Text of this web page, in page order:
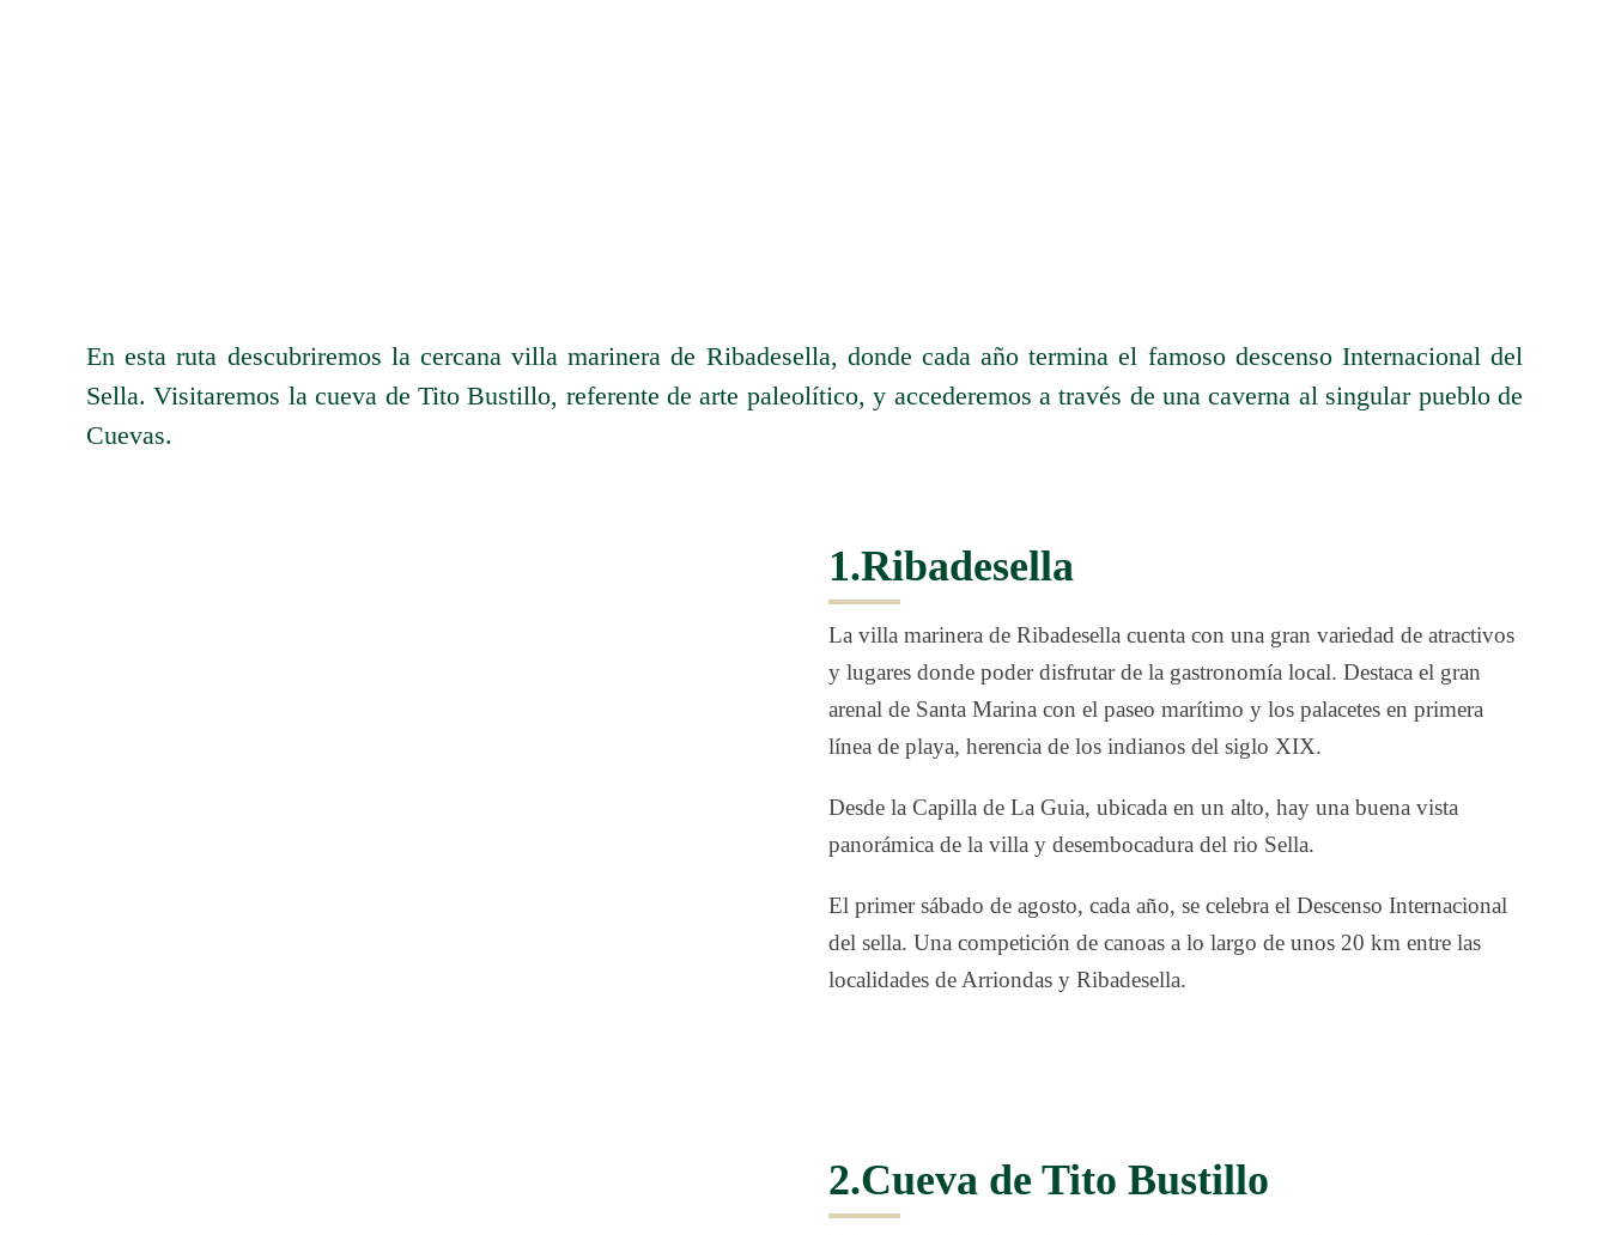
En esta ruta descubriremos la cercana villa marinera de Ribadesella, donde cada año termina el famoso descenso Internacional del
Sella. Visitaremos la cueva de Tito Bustillo, referente de arte paleolítico, y accederemos a través de una caverna al singular pueblo de
Cuevas.
1.Ribadesella
La villa marinera de Ribadesella cuenta con una gran variedad de atractivos
y lugares donde poder disfrutar de la gastronomía local. Destaca el gran
arenal de Santa Marina con el paseo marítimo y los palacetes en primera
línea de playa, herencia de los indianos del siglo XIX.
Desde la Capilla de La Guia, ubicada en un alto, hay una buena vista
panorámica de la villa y desembocadura del rio Sella.
El primer sábado de agosto, cada año, se celebra el Descenso Internacional
del sella. Una competición de canoas a lo largo de unos 20 km entre las
localidades de Arriondas y Ribadesella.
2.Cueva de Tito Bustillo